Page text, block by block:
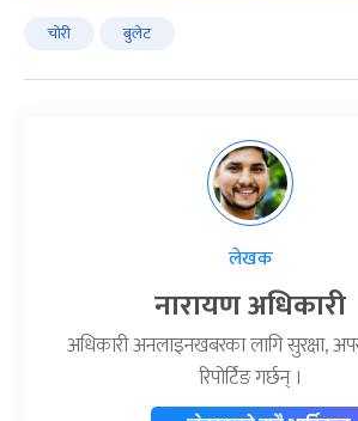
चोरी बुलेट
लेखक
नारायण अधिकारी
अधिकारी अनलाइनखबरका लागि सुरक्षा,
रिपोर्टिङ गर्छन् ।